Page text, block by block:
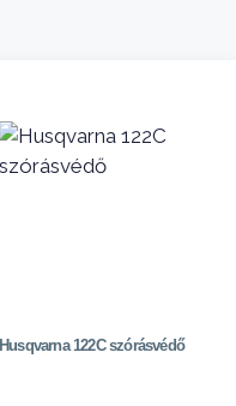
Husqvarna 122C szórásvédő